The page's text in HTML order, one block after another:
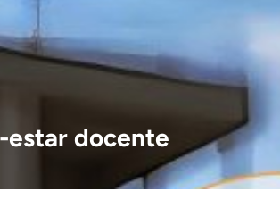
estar docente